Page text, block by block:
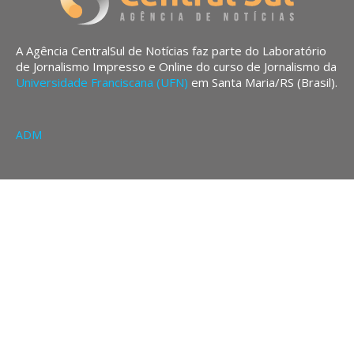
A Agência CentralSul de Notícias faz parte do Laboratório
de Jornalismo Impresso e Online do curso de Jornalismo da
Universidade Franciscana (UFN) em Santa Maria/RS (Brasil).
ADM